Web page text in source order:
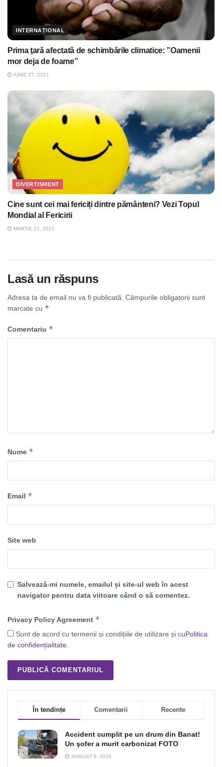
INTERNAȚIONAL
Prima ţară afectată de schimbările climatice: ”Oamenii
mor deja de foame”
IUNIE 27, 2021
DIVERTISMENT
Cine sunt cei mai fericiți dintre pământeni? Vezi Topul
Mondial al Fericirii
MARTIE 21, 2021
Lasă un răspuns
Adresa ta de email nu va fi publicată. Câmpurile obligatorii sunt
marcate cu *
Comentariu *
Nume *
Email *
Site web
Salvează-mi numele, emailul și site-ul web în acest
navigator pentru data viitoare când o să comentez.
Privacy Policy Agreement *
Sunt de acord cu termenii și condițiile de utilizare și cuPolitica
de confidențialitate.
În tendințe Comentarii Recente
Accident cumplit pe un drum din Banat!
Un şofer a murit carbonizat FOTO
AUGUST 8, 2026